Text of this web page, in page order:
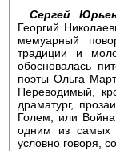
Сергей
Георгий
мемуарный
традиции и
обосновалась
поэты Ольга
Переводимый,
драматург,
Голем, или Война
одним из самых
условно говоря,